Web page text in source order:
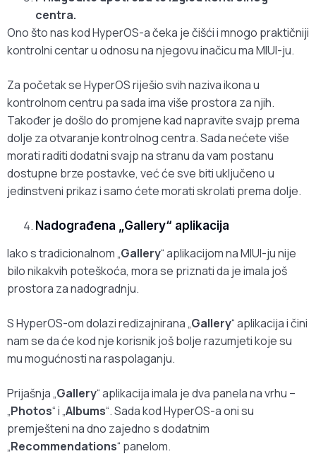
centra.
Ono što nas kod HyperOS-a čeka je čišći i mnogo praktičniji
kontrolni centar u odnosu na njegovu inačicu ma MIUI-ju.
Za početak se HyperOS riješio svih naziva ikona u
kontrolnom centru pa sada ima više prostora za njih.
Također je došlo do promjene kad napravite svajp prema
dolje za otvaranje kontrolnog centra. Sada nećete više
morati raditi dodatni svajp na stranu da vam postanu
dostupne brze postavke, već će sve biti uključeno u
jedinstveni prikaz i samo ćete morati skrolati prema dolje.
Nadograđena „Gallery“ aplikacija
Iako s tradicionalnom „Gallery“ aplikacijom na MIUI-ju nije
bilo nikakvih poteškoća, mora se priznati da je imala još
prostora za nadogradnju.
S HyperOS-om dolazi redizajnirana „Gallery“ aplikacija i čini
nam se da će kod nje korisnik još bolje razumjeti koje su
mu mogućnosti na raspolaganju.
Prijašnja „Gallery“ aplikacija imala je dva panela na vrhu –
„Photos“ i „Albums“. Sada kod HyperOS-a oni su
premješteni na dno zajedno s dodatnim
„Recommendations“ panelom.